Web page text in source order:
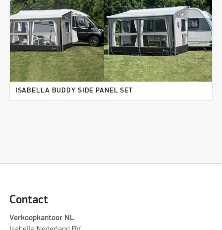
ISABELLA BUDDY SIDE PANEL SET
Contact
Verkoopkantoor NL